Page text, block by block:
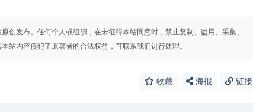
创发布。任何个人或组织，在未征得本站同意时，禁止复制、盗用、采集、
站内容侵犯了原著者的合法权益，可联系我们进行处理。
收藏 海报 链接